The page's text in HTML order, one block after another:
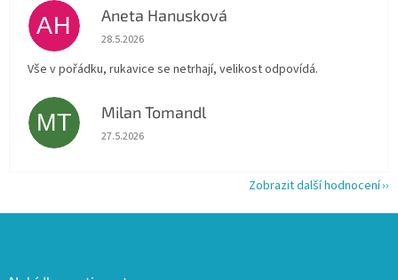
AH Aneta Hanusková
Hodnocení obchodu je 5 z 5 hvězdiček.
28.5.2026
Vše v pořádku, rukavice se netrhají, velikost odpovídá.
MT Milan Tomandl
Hodnocení obchodu je 5 z 5 hvězdiček.
27.5.2026
Zobrazit další hodnocení